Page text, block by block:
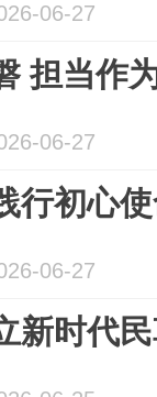
06-27
担当作
06-27
行初心
06-27
新时代